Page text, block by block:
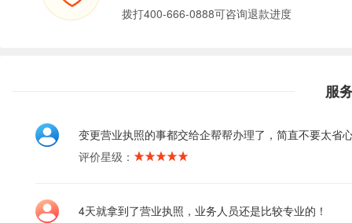
拨打400-666-0888可咨询退款进度
服
变更营业执照的事都交给企帮帮办理了，简直不要太省
评价星级：
4天就拿到了营业执照，业务人员还是比较专业的！